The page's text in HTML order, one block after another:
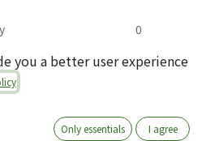
0
ログイン
0
you a better user experience
Only essentials I agree